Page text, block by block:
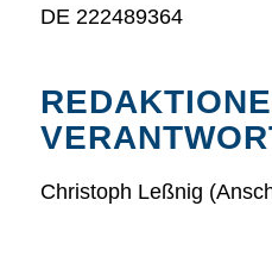
DE 222489364
Christoph Leßnig